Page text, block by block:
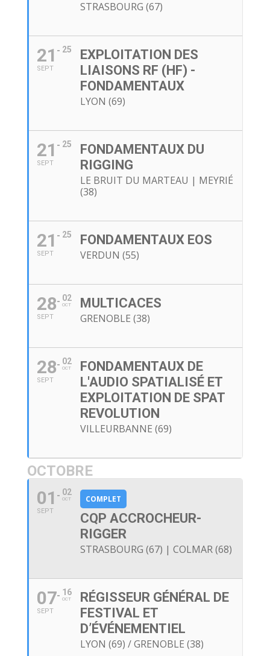
STRASBOURG (67)
21
SEPT
25
EXPLOITATION DES
LIAISONS RF (HF) -
FONDAMENTAUX
LYON (69)
21
SEPT
25
FONDAMENTAUX DU
RIGGING
LE BRUIT DU MARTEAU | MEYRIÉ
(38)
21
SEPT
25 FONDAMENTAUX EOS
VERDUN (55)
28
SEPT
02
OCT MULTICACES
GRENOBLE (38)
28
SEPT
02
OCT
FONDAMENTAUX DE
L'AUDIO SPATIALISÉ ET
EXPLOITATION DE SPAT
REVOLUTION
VILLEURBANNE (69)
OCTOBRE
01
SEPT
02
OCT COMPLET
CQP ACCROCHEUR-
RIGGER
STRASBOURG (67) | COLMAR (68)
07
SEPT
16
OCT
RÉGISSEUR GÉNÉRAL DE
FESTIVAL ET
D’ÉVÉNEMENTIEL
LYON (69) / GRENOBLE (38)